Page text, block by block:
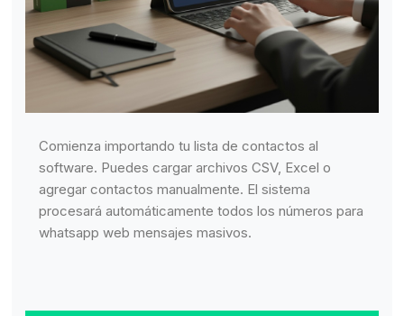
Comienza importando tu lista de contactos al
software. Puedes cargar archivos CSV, Excel o
agregar contactos manualmente. El sistema
procesará automáticamente todos los números para
whatsapp web mensajes masivos.